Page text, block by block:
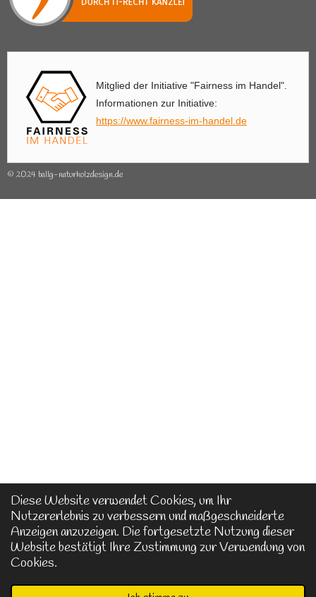
Diese Website verwendet Cookies, um Ihr
Nutzererlebnis zu verbessern und maßgeschneiderte
Anzeigen anzuzeigen. Die fortgesetzte Nutzung dieser
Website bestätigt Ihre Zustimmung zur Verwendung von
Cookies.
Mitglied der Initiative "Fairness im Handel".
Informationen zur Initiative:
https://www.fairness-im-handel.de
© 2024 ballg-naturholzdesign.de